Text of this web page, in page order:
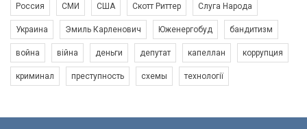
Россия СМИ США Скотт Риттер Слуга Народа
Украина Эмиль Карленович Юженергобуд бандитизм
война війна деньги депутат капеллан коррупция
криминал преступность схемы технології